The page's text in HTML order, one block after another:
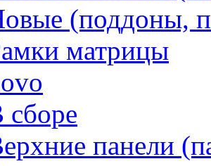
(поддоны,
матрицы
сборе
панели